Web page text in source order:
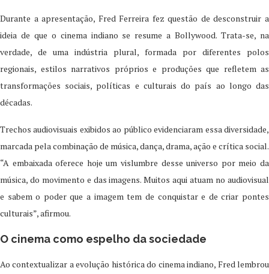
Durante a apresentação, Fred Ferreira fez questão de desconstruir a
ideia de que o cinema indiano se resume a Bollywood. Trata-se, na
verdade, de uma indústria plural, formada por diferentes polos
regionais, estilos narrativos próprios e produções que refletem as
transformações sociais, políticas e culturais do país ao longo das
décadas.
Trechos audiovisuais exibidos ao público evidenciaram essa diversidade,
marcada pela combinação de música, dança, drama, ação e crítica social.
“A embaixada oferece hoje um vislumbre desse universo por meio da
música, do movimento e das imagens. Muitos aqui atuam no audiovisual
e sabem o poder que a imagem tem de conquistar e de criar pontes
culturais”, afirmou.
O cinema como espelho da sociedade
Ao contextualizar a evolução histórica do cinema indiano, Fred lembrou